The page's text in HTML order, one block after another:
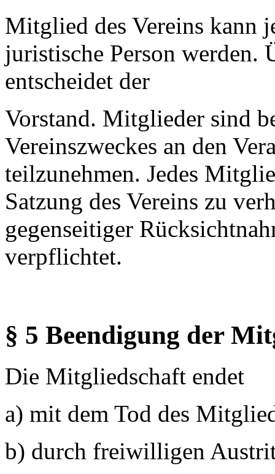
Mitglied des Vereins kann
juristische Person werden.
entscheidet der
Vorstand. Mitglieder sind
Vereinszweckes an den
teilzunehmen. Jedes
Satzung des Vereins zu
gegenseitiger
verpflichtet.
§ 5 Beendigung der
Die Mitgliedschaft endet
a) mit dem Tod des
b) durch freiwilligen